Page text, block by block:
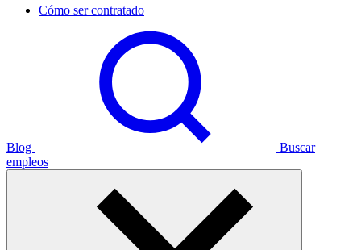
Cómo ser contratado
Blog
Buscar
empleos